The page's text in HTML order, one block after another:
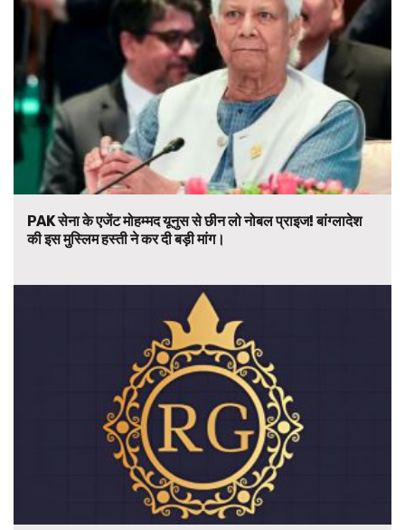
PAK सेना के एजेंट मोहम्मद यूनुस से छीन लो नोबल प्राइज! बांग्लादेश
की इस मुस्लिम हस्ती ने कर दी बड़ी मांग।